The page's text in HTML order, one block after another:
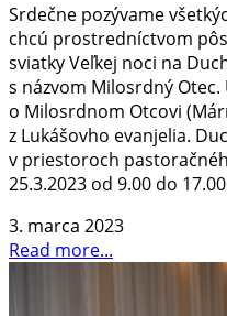
Srdečne pozývame
chcú prostredníctvom
sviatky Veľkej noci na
s názvom Milosrdný
o Milosrdnom Otcovi
z Lukášovho evanjelia.
v priestoroch
25.3.2023 od 9.00 do
3. marca 2023
Read more...